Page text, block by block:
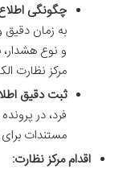
چگونگی
و نوع
مرکز نظارت
ثبت دقیق
فرد، در
مستندات
اقدام مرکز نظارت: